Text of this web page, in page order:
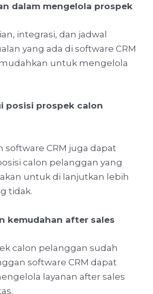
dalam mengelola prospek
integrasi, dan jadwal
yang ada di software CRM
untuk mengelola
posisi prospek calon
software CRM juga dapat
calon pelanggan yang
untuk di lanjutkan lebih
tidak.
kemudahan after sales
calon pelanggan sudah
software CRM dapat
layanan after sales